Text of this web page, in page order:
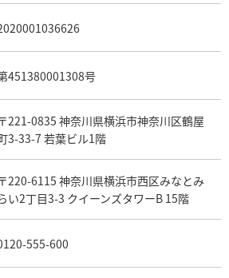
ンタン買取
）買取
451380001308号
221-0835 神奈川県横浜市神奈川区鶴屋
3-33-7 若葉ビル1階
220-6115 神奈川県横浜市西区みなとみ
い2丁目3-3 クイーンズタワーB 15階
555-600